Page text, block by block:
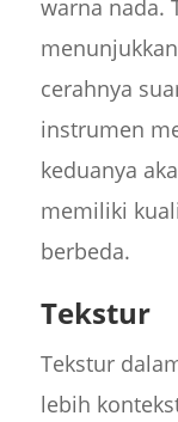
warna nada.
cerahnya
instrumen
keduanya
memiliki
berbeda.
Tekstur
Tekstur
lebih